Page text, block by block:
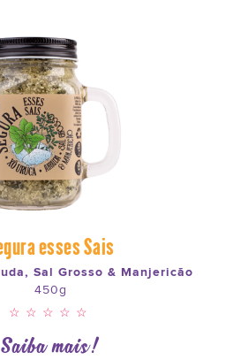
esses Sais
Sal Grosso & Manjericão
450g
☆☆☆☆☆
Saiba mais!